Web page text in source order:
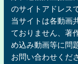
のサイトアドレス
当サイトは各動画
ておりません、著
め込み動画等に問
お問い合わせくだ